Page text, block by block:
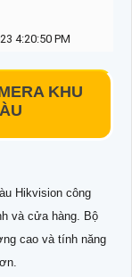
4:20:50 PM
KHU
Hikvision công
và cửa hàng. Bộ
cao và tính năng